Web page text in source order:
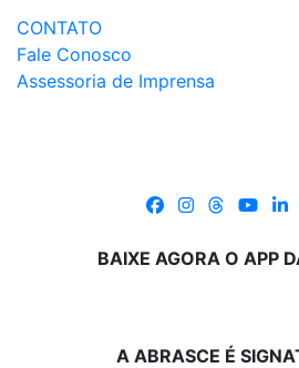
CONTATO
Fale Conosco
Assessoria de Imprensa
BAIXE AGORA O APP
A ABRASCE É